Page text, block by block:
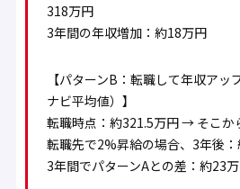
318万円
3年間の年収増加：約18万円
【パターンB：転職して年収アッ
ナビ平均値）】
転職時点：約321.5万円 → そこか
転職先で2%昇給の場合、3年後
3年間でパターンAとの差：約23